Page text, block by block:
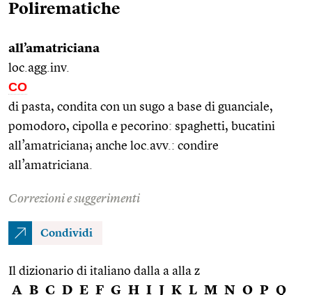
Polirematiche
all’amatriciana
loc.agg.inv.
CO
di pasta, condita con un sugo a base di guanciale,
pomodoro, cipolla e pecorino: spaghetti, bucatini
all’amatriciana; anche loc.avv.: condire
all’amatriciana.
Correzioni e suggerimenti
Condividi
Il dizionario di italiano dalla a alla z
A B C D E F G H I J K L M N O P Q